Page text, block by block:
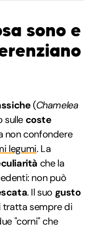
sono e
(Chamelea
sulle coste
non confondere
legumi. La
che la
non può
. Il suo gusto
tratta sempre di
"corni" che